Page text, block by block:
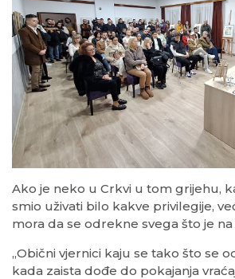
Ako je neko u Crkvi u tom grijehu,
smio uživati bilo kakve privilegije,
mora da se odrekne svega što je
„Obični vjernici kaju se tako što se
kada zaista dođe do pokajanja